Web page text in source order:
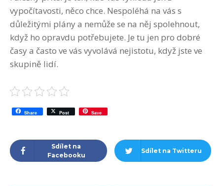
vypočítavosti, něco chce. Nespoléhá na vás s
důležitými plány a nemůže se na něj spolehnout,
když ho opravdu potřebujete. Je tu jen pro dobré
časy a často ve vás vyvolává nejistotu, když jste ve
skupině lidí.
Share Post Save
Sdílet na
Facebooku
Sdílet na Twitteru